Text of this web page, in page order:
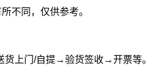
不同，仅供参考。
上门/自提→验货签收→开票等。